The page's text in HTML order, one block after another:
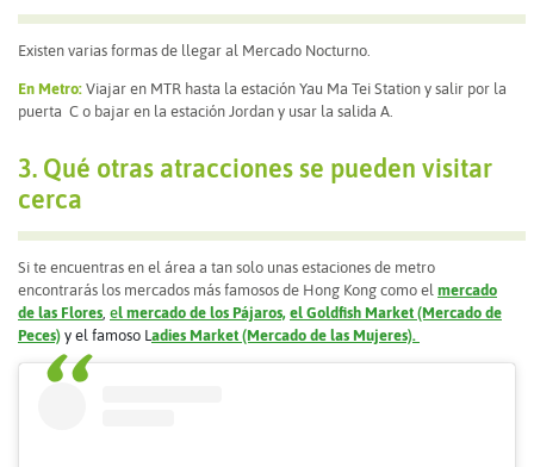
Existen varias formas de llegar al Mercado Nocturno.
En Metro: Viajar en MTR hasta la estación Yau Ma Tei Station y salir por la
puerta C o bajar en la estación Jordan y usar la salida A.
3. Qué otras atracciones se pueden visitar
cerca
Si te encuentras en el área a tan solo unas estaciones de metro
encontrarás los mercados más famosos de Hong Kong como el mercado
de las Flores, el mercado de los Pájaros, el Goldfish Market (Mercado de
Peces) y el famoso Ladies Market (Mercado de las Mujeres).